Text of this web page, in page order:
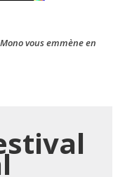
vous emmène en